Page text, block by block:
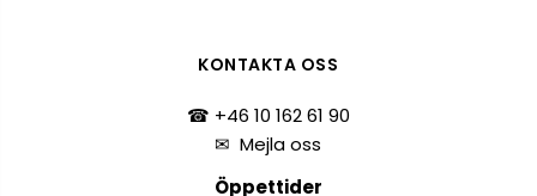
KONTAKTA OSS
☎ +46 10 162 61 90
✉Mejla oss
Öppettider